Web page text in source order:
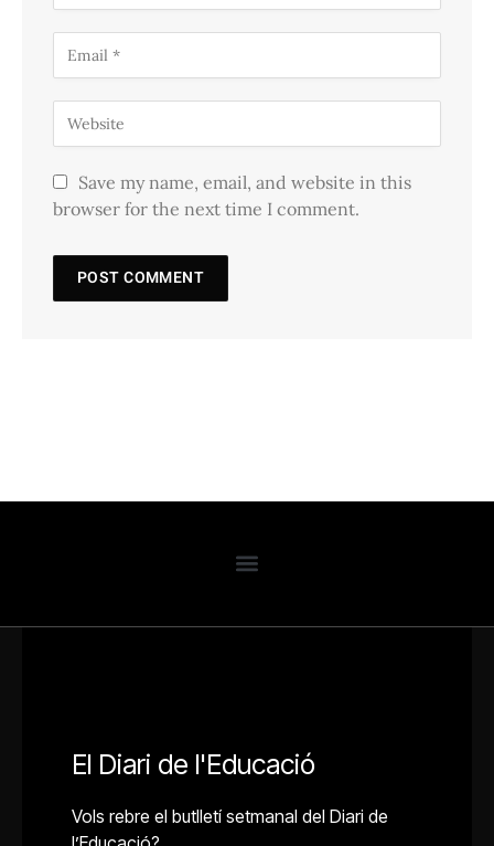
Save my name, email, and website in this
browser for the next time I comment.